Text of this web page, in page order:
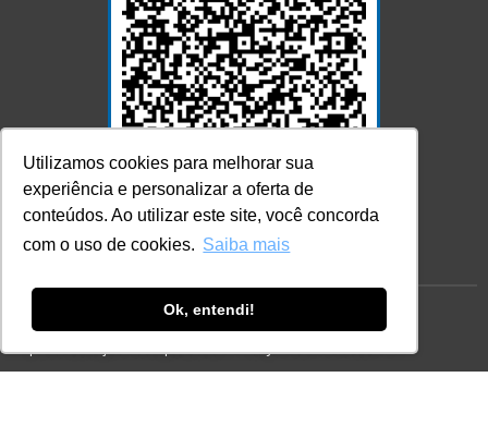
Utilizamos cookies para melhorar sua
experiência e personalizar a oferta de
conteúdos. Ao utilizar este site, você concorda
com o uso de cookies. Saiba mais
Ok, entendi!
Acesse Já!
© LEC - Todos os direitos reservados.
| LEC Educação e Pesquisa LTDA - CNPJ: 16.457.791/0001-13